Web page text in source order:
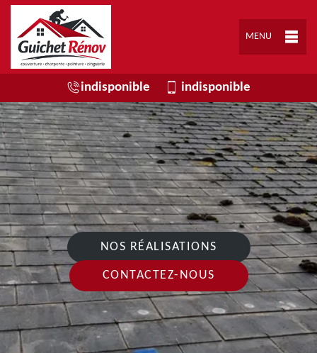
MENU
indisponible indisponible
NOS RÉALISATIONS
CONTACTEZ-NOUS